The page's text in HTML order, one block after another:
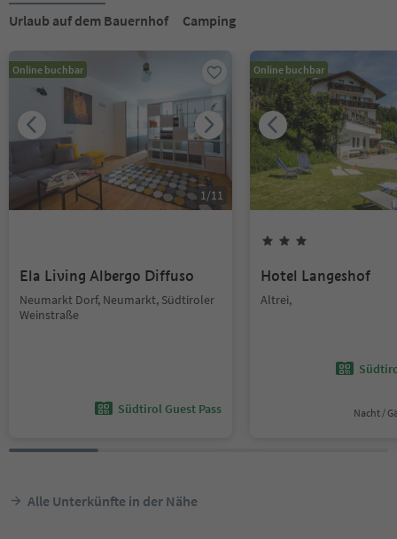
Urlaub auf dem Bauernhof
Camping
Online buchbar
1/11
Ela Living Albergo Diffuso
Neumarkt Dorf, Neumarkt, Südtiroler
Weinstraße
Südtirol Guest Pass
Online buchbar
Hotel Langeshof
Altrei,
Nacht /
Alle Unterkünfte in der Nähe